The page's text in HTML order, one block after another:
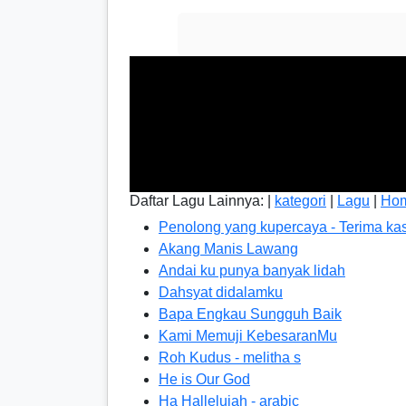
Daftar Lagu Lainnya: | kategori Lagu
Penolong yang kupercaya - Terima
Akang Manis Lawang
Andai ku punya banyak lidah
Dahsyat didalamku
Bapa Engkau Sungguh Baik
Kami Memuji KebesaranMu
Roh Kudus - melitha s
He is Our God
Ha Hallelujah - arabic